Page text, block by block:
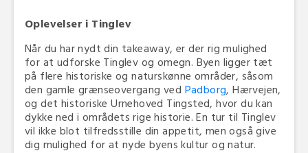
Oplevelser i Tinglev
Når du har nydt din takeaway, er der rig mulighed
for at udforske Tinglev og omegn. Byen ligger tæt
på flere historiske og naturskønne områder, såsom
den gamle grænseovergang ved Padborg, Hærvejen,
og det historiske Urnehoved Tingsted, hvor du kan
dykke ned i områdets rige historie. En tur til Tinglev
vil ikke blot tilfredsstille din appetit, men også give
dig mulighed for at nyde byens kultur og natur.